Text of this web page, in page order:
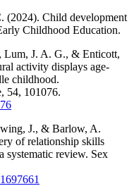
(2024). Child development
Childhood Education.
J. A. G., & Enticott,
activity displays age-
childhood.
54, 101076.
J., & Barlow, A.
of relationship skills
systematic review. Sex